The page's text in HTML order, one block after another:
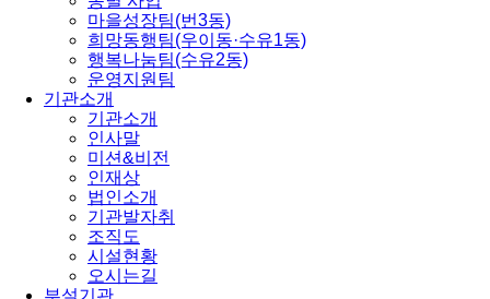
마을성장팀(번3동)
희망동행팀(우이동·수유1동)
행복나눔팀(수유2동)
운영지원팀
기관소개
기관소개
인사말
미션&비전
인재상
법인소개
기관발자취
조직도
시설현황
오시는길
부설기관